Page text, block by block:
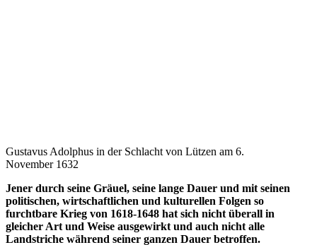
Gustavus Adolphus in der Schlacht von Lützen am 6.
November 1632
Jener durch seine Gräuel, seine lange Dauer und mit seinen
politischen, wirtschaftlichen und kulturellen Folgen so
furchtbare Krieg von 1618-1648 hat sich nicht überall in
gleicher Art und Weise ausgewirkt und auch nicht alle
Landstriche während seiner ganzen Dauer betroffen.